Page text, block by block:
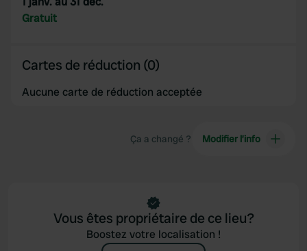
provided to them or that they’ve collected from your use
of their services.
Gratuit
Cartes de réduction (0)
Aucune carte de réduction acceptée
Ça a changé ? Modifier l’info
Vous êtes propriétaire de ce lieu?
Boostez votre localisation !